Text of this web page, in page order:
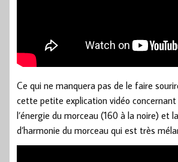
Ce qui ne manquera pas de le faire
cette petite explication vidéo
l’énergie du morceau (160 à la noire) et
d’harmonie du morceau qui est très